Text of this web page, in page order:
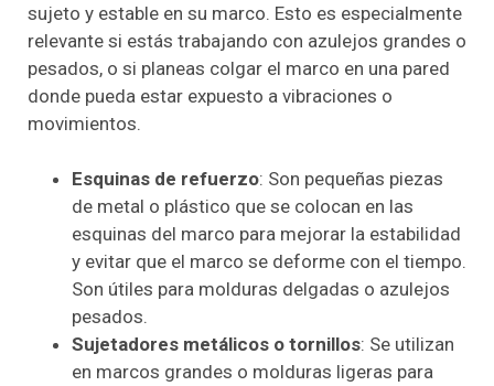
sujeto y estable en su marco. Esto es especialmente
relevante si estás trabajando con azulejos grandes o
pesados, o si planeas colgar el marco en una pared
donde pueda estar expuesto a vibraciones o
movimientos.
Esquinas de refuerzo: Son pequeñas piezas
de metal o plástico que se colocan en las
esquinas del marco para mejorar la estabilidad
y evitar que el marco se deforme con el tiempo.
Son útiles para molduras delgadas o azulejos
pesados.
Sujetadores metálicos o tornillos: Se utilizan
en marcos grandes o molduras ligeras para